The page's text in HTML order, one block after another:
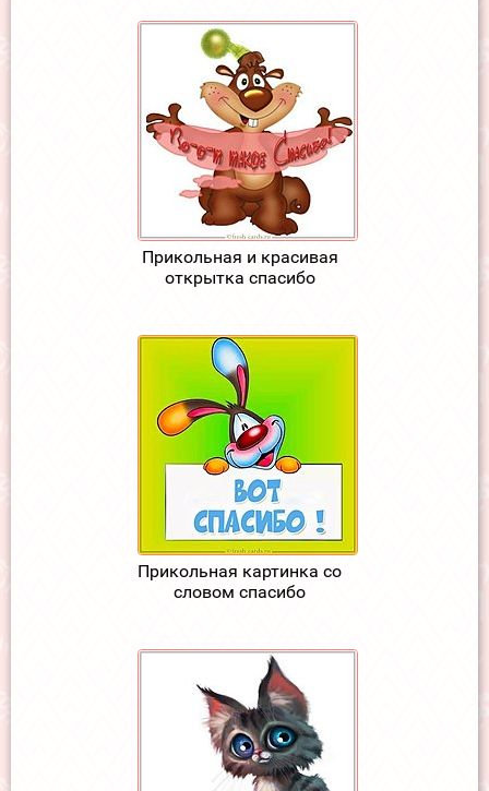
Прикольная и красивая
открытка спасибо
Прикольная картинка со
словом спасибо